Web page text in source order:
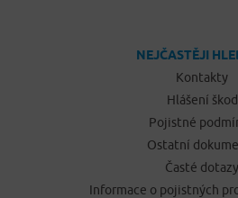
NEJČASTĚJI
Kontakty
Hlášení škod
Pojistné
Ostatní
Časté dotazy
Informace o pojistných